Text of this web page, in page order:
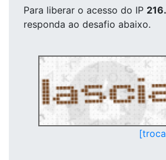
Para liberar o acesso do IP
responda ao desafio abaixo.